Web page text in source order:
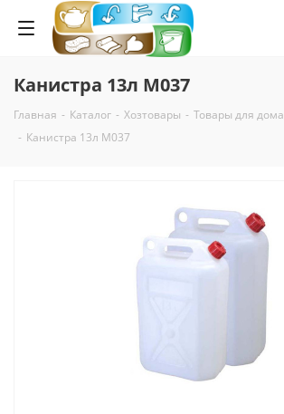
Канистра 13л М037
Главная - Каталог - Хозтовары - Товары для дома
- Канистра 13л М037